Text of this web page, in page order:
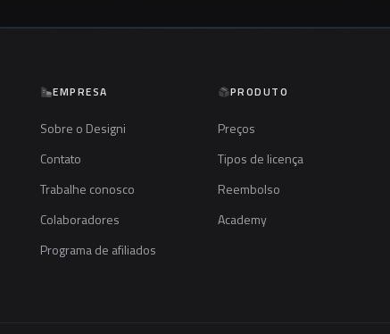
EMPRESA
Sobre o Designi
Contato
Trabalhe conosco
Colaboradores
Programa de afiliados
PRODUTO
Preços
Tipos de licença
Reembolso
Academy